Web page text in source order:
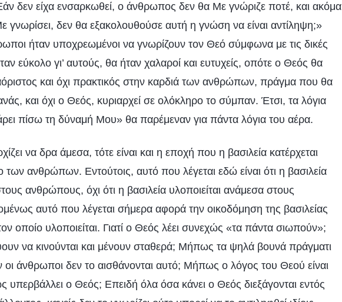
δεν είχα ενσαρκωθεί, ο άνθρωπος δεν θα Με γνώριζε ποτέ, και ακόμα
γνωρίσει, δεν θα εξακολουθούσε αυτή η γνώση να είναι αντίληψη;»
ήταν υποχρεωμένοι να γνωρίζουν τον Θεό σύμφωνα με τις δικές
εύκολο γι’ αυτούς, θα ήταν χαλαροί και ευτυχείς, οπότε ο Θεός θα
και όχι πρακτικός στην καρδιά των ανθρώπων, πράγμα που θα
και όχι ο Θεός, κυριαρχεί σε ολόκληρο το σύμπαν. Έτσι, τα λόγια
πίσω τη δύναμή Μου» θα παρέμεναν για πάντα λόγια του αέρα.
να δρα άμεσα, τότε είναι και η εποχή που η βασιλεία κατέρχεται
ανθρώπων. Εντούτοις, αυτό που λέγεται εδώ είναι ότι η βασιλεία
ανθρώπους, όχι ότι η βασιλεία υλοποιείται ανάμεσα στους
αυτό που λέγεται σήμερα αφορά την οικοδόμηση της βασιλείας
οποίο υλοποιείται. Γιατί ο Θεός λέει συνεχώς «τα πάντα σιωπούν»;
να κινούνται και μένουν σταθερά; Μήπως τα ψηλά βουνά πράγματι
οι άνθρωποι δεν το αισθάνονται αυτό; Μήπως ο λόγος του Θεού είναι
ο Θεός; Επειδή όλα όσα κάνει ο Θεός διεξάγονται εντός